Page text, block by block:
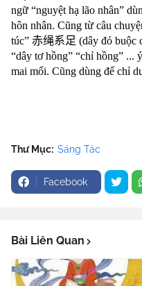
ngữ “nguyệt hạ lão nhân”
hôn nhân. Cũng từ câu
túc” 赤绳系足 (dây đỏ buộc
“dây tơ hồng” “chỉ hồng” ...
mai mối. Cũng dùng để chỉ
Thư Mục: Sáng Tác
Facebook
Bài Liên Quan